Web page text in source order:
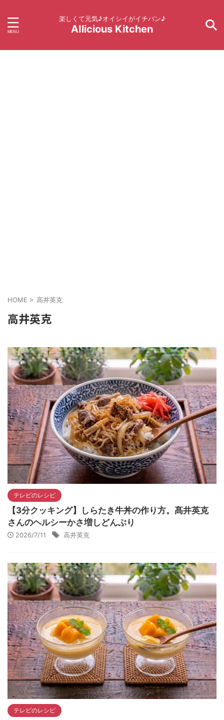
楽しくて元気♪オイシイがイチバン♪
AIlicious Kitchen
HOME > 高井英克
高井英克
テレビのレシピ
【3分クッキング】しらたき牛丼の作り方。髙井英克
さんのヘルシーかさ増しどんぶり
2026/7/11 高井英克
テレビのレシピ